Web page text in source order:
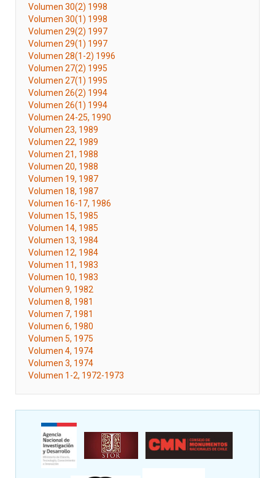
Volumen 30(2) 1998
Volumen 30(1) 1998
Volumen 29(2) 1997
Volumen 29(1) 1997
Volumen 28(1-2) 1996
Volumen 27(2) 1995
Volumen 27(1) 1995
Volumen 26(2) 1994
Volumen 26(1) 1994
Volumen 24-25, 1990
Volumen 23, 1989
Volumen 22, 1989
Volumen 21, 1988
Volumen 20, 1988
Volumen 19, 1987
Volumen 18, 1987
Volumen 16-17, 1986
Volumen 15, 1985
Volumen 14, 1985
Volumen 13, 1984
Volumen 12, 1984
Volumen 11, 1983
Volumen 10, 1983
Volumen 9, 1982
Volumen 8, 1981
Volumen 7, 1981
Volumen 6, 1980
Volumen 5, 1975
Volumen 4, 1974
Volumen 3, 1974
Volumen 1-2, 1972-1973